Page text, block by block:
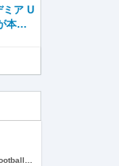
ミア U
日8
■「ウイイレ」から進化した「eFootball™」 人気サッカーゲーム「ウイニングイレブン」が「eFootball™」とタイトルを変え、大きく進化して生まれ変わりました。「eFootball™」で新しいサッカーゲームを体感しましょう！ ■はじめての方でも安心 ダウンロード後は、実践を交えたステップアップ方式のチュートリアルで直感的に基本操作を覚えることができます！さらに、チュートリアルを全てクリアすると、リオネル メッシがもらえます！！ また、試合の面白さや爽快感を楽しんでいただくためにスマートアシストを実装。 複雑な操作をしなくても、華麗なドリブルやパスで相手をかわして強烈なシュートでゴールを奪うことができます！ 【基本的な遊び方】 ■好きなチームで始めよう 欧州、米州、アジアなど世界各国のクラブやナショナルチームなどお気に入りのチームでスタートできます！ ■選手を獲得しましょう チームを作成したら、選手を獲得しましょう。現役のスーパースターや、歴史に残るレジェンドたちが、あなたのクラブでの活躍を待っています！ ・スペシャル選手リスト 現実の試合で大活躍した選手や、注目リーグの選手、レジェンドなどの特別な選手を獲得できます。 ・スタンダード選手リスト 好きな選手を獲得できます。条件を設定して絞り込むことができます。 ・監督リスト さまざまな戦術や得意な育成タイプを持った監督を獲得できます。 ■試合を楽しもう 獲得した選手でチームを編成したら、いよいよ試合に挑戦！ AIを相手に腕を磨いたり、オンライン対戦でランキングを競ったり、楽しみ方はあなた次第です。 ・対AI戦で腕を磨く 注目リーグのチームやナショナルチームを相手に戦うイベントなど、サッカーシーズンに合わせたさまざまなテーマのイベントが開催されています。 また、10段階にレベル分けされたDivision制の「eFootball™ リーグ」で楽しみながらレベルアップしていくことも可能です！ ・対人戦で実力を試す Division制の全ユーザーとランキングを競う「eFootball™ リーグ」や、毎週開催される様々なイベントで、オンラインでのリアルタイム対戦を楽しむことができます。あなたのドリームチームで、最高峰のDivision 1を目指しましょう！ ・友達と最大3vs3の対戦を楽しむ フレンドマッチ機能を使って、友達と対戦することができます。育て上げたチームの強さを友達に見せつけましょう！ また、最大3vs3の協力対戦も可能。友達とオンラインで集まって対戦を楽しみましょう！ ■選手を育てる 獲得した選手は、選手種別によっては成長させることができます。 試合に出場させたり、ゲーム内アイテムを使用したりして、選手のレベルを上げる事で入手できる「タレントポイント」で、能力パラメータを上昇させましょう。 より自分好みの選手にしたい場合は、手動でポイントを割り振りましょう。 ポイントの割り振りに迷った場合は、[おまかせ]で設定することもできます。 自分だけのお気に入りの選手に育て上げましょう！ 【もっと楽しむ】 ■Live Updateを毎週配信 選手の移籍や、現実の試合での活躍が反映される「Live Update」を搭載。 毎週配信される「Live Update」を参考に、スカッドを編成し試合に挑みましょう。 ■スタジアムをカスタマイズ 試合中のスタジアムに反映されるコレオ・オブジェクトなどのスタジアムパーツをカスタマイズできます。 思い通りのスタジアムにアレンジして、ゲーム体験を彩りましょう！ ※居住国・地域が以下のお客様には、eFootball™ コインによるルートボックス施策をご提供しておりません。 ベルギー、ブラジル(18歳未満) 【最新情報について】 本商品は、新機能やモードの追加、ゲームプレイ・イベントのアップデートを継続的に行っていきます。 最新情報は「eFootball™」公式サイトをご確認ください。 【ダウンロードについて】 本アプリをダウンロードするためには、ストレージに約3.3GBの空き容量が必要となります。 あらかじめ3.3GB以上の容量を空けてからダウンロードを行っていただけますようお願いします。 ダウンロード時はWi-Fi環境で接続することを推奨いたします。 ※アップデートにつきましても同様となります。 【通信環境について】 本アプリはオンラインゲームです。通信可能な環境でお楽しみください。